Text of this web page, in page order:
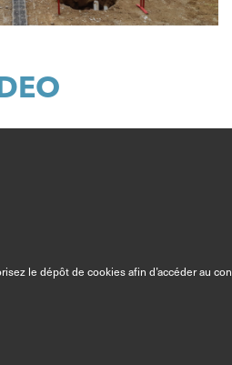
le dépôt de cookies afin d’accéder au